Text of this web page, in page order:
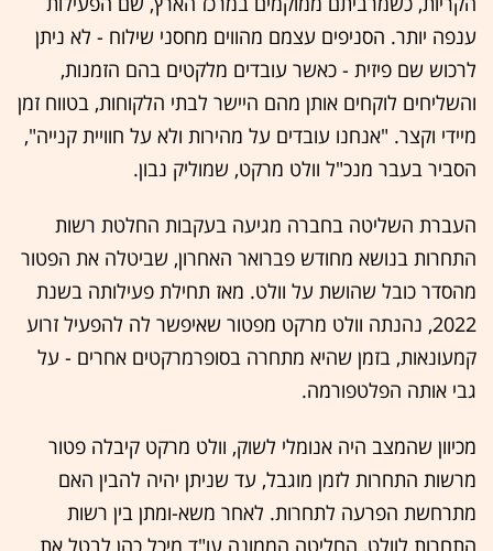
ענפה יותר. הסניפים עצמם מהווים מחסני שילוח - לא ניתן
לרכוש שם פיזית - כאשר עובדים מלקטים בהם הזמנות,
והשליחים לוקחים אותן מהם היישר לבתי הלקוחות, בטווח זמן
מיידי וקצר. "אנחנו עובדים על מהירות ולא על חוויית קנייה",
הסביר בעבר מנכ"ל וולט מרקט, שמוליק נבון.
העברת השליטה בחברה מגיעה בעקבות החלטת רשות
התחרות בנושא מחודש פברואר האחרון, שביטלה את הפטור
מהסדר כובל שהושת על וולט. מאז תחילת פעילותה בשנת
2022, נהנתה וולט מרקט מפטור שאיפשר לה להפעיל זרוע
קמעונאות, בזמן שהיא מתחרה בסופרמרקטים אחרים - על
גבי אותה הפלטפורמה.
מכיוון שהמצב היה אנומלי לשוק, וולט מרקט קיבלה פטור
מרשות התחרות לזמן מוגבל, עד שניתן יהיה להבין האם
מתרחשת הפרעה לתחרות. לאחר משא-ומתן בין רשות
התחרות לוולט, החליטה הממונה עו"ד מיכל כהן לבטל את